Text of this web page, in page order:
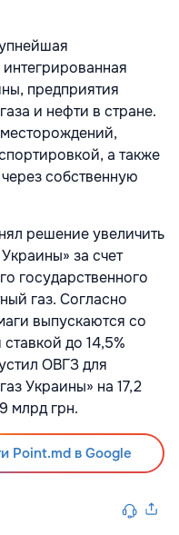
предприятия
и нефти в стране.
а также
собственную
решение увеличить
за счет
государственного
газ. Согласно
выпускаются со
до 14,5%
ОВГЗ для
Украины» на 17,2
млрд грн.
Point.md в Google